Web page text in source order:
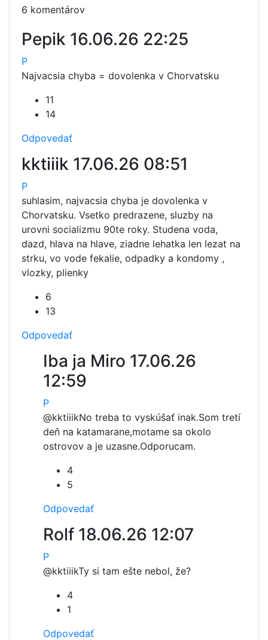
6 komentárov
Pepik 16.06.26 22:25
P
Najvacsia chyba = dovolenka v Chorvatsku
11
14
Odpovedať
kktiiik 17.06.26 08:51
P
suhlasim, najvacsia chyba je dovolenka v
Chorvatsku. Vsetko predrazene, sluzby na
urovni socializmu 90te roky. Studena voda,
dazd, hlava na hlave, ziadne lehatka len lezat na
strku, vo vode fekalie, odpadky a kondomy ,
vlozky, plienky
6
13
Odpovedať
Iba ja Miro 17.06.26
12:59
P
@kktiiikNo treba to vyskúšať inak.Som tretí
deň na katamarane,motame sa okolo
ostrovov a je uzasne.Odporucam.
4
5
Odpovedať
Rolf 18.06.26 12:07
P
@kktiiikTy si tam ešte nebol, že?
4
1
Odpovedať